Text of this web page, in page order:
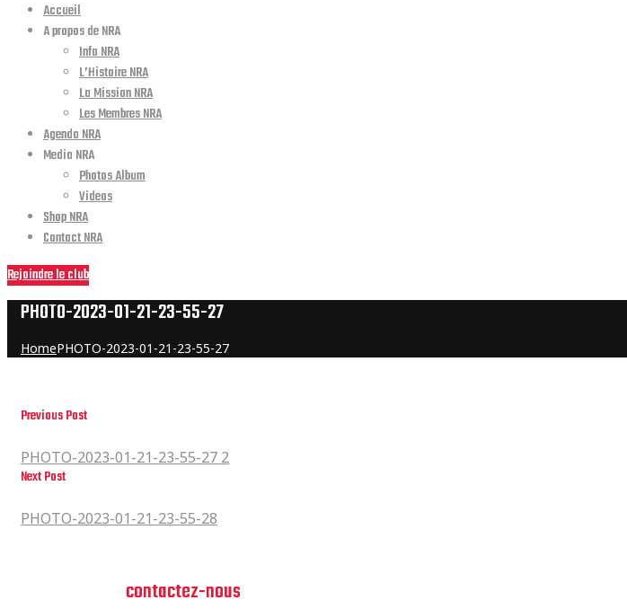
Accueil
A propos de NRA
Info NRA
L’Histoire NRA
La Mission NRA
Les Membres NRA
Agenda NRA
Media NRA
Photos Album
Videos
Shop NRA
Contact NRA
Rejoindre le club
PHOTO-2023-01-21-23-55-27
HomePHOTO-2023-01-21-23-55-27
Previous Post
PHOTO-2023-01-21-23-55-27 2
Next Post
PHOTO-2023-01-21-23-55-28
contactez-nous